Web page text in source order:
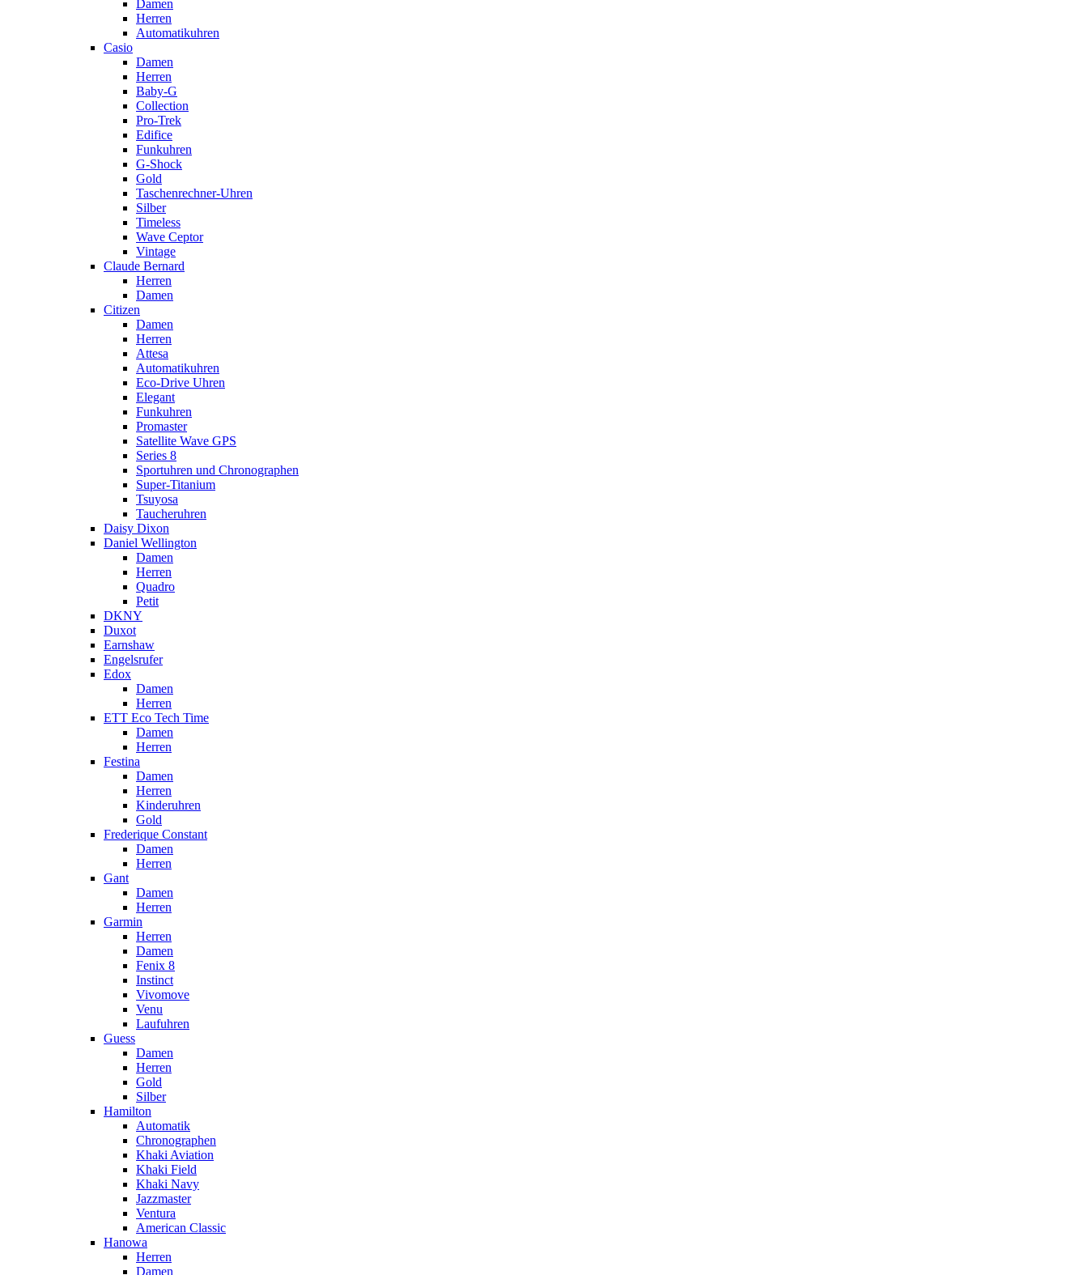
Damen
Herren
Automatikuhren
Casio
Damen
Herren
Baby-G
Collection
Pro-Trek
Edifice
Funkuhren
G-Shock
Gold
Taschenrechner-Uhren
Silber
Timeless
Wave Ceptor
Vintage
Claude Bernard
Herren
Damen
Citizen
Damen
Herren
Attesa
Automatikuhren
Eco-Drive Uhren
Elegant
Funkuhren
Promaster
Satellite Wave GPS
Series 8
Sportuhren und Chronographen
Super-Titanium
Tsuyosa
Taucheruhren
Daisy Dixon
Daniel Wellington
Damen
Herren
Quadro
Petit
DKNY
Duxot
Earnshaw
Engelsrufer
Edox
Damen
Herren
ETT Eco Tech Time
Damen
Herren
Festina
Damen
Herren
Kinderuhren
Gold
Frederique Constant
Damen
Herren
Gant
Damen
Herren
Garmin
Herren
Damen
Fenix 8
Instinct
Vivomove
Venu
Laufuhren
Guess
Damen
Herren
Gold
Silber
Hamilton
Automatik
Chronographen
Khaki Aviation
Khaki Field
Khaki Navy
Jazzmaster
Ventura
American Classic
Hanowa
Herren
Damen